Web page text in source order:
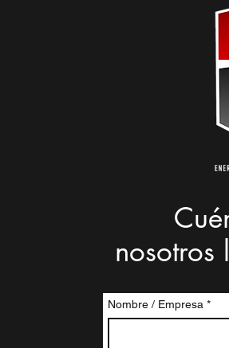
nosotros
Nombre / Empresa *